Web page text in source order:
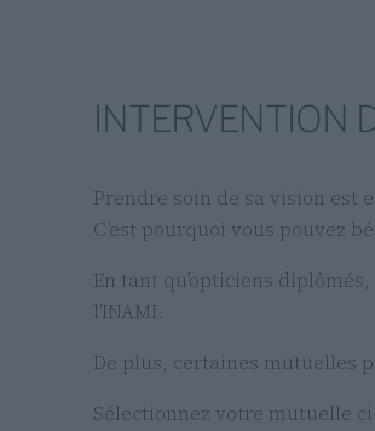
INTERVENTION
Prendre soin de sa vision est
C’est pourquoi vous pouvez
En tant qu’opticiens
l’INAMI.
De plus, certaines mutuelles
Sélectionnez votre mutuelle